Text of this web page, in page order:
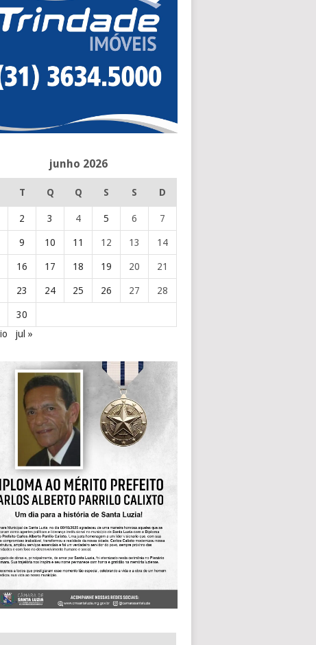
junho 2026
T Q Q S S D
2 3 4 5 6 7
9 10 11 12 13 14
16 17 18 19 20 21
23 24 25 26 27 28
30
jul »